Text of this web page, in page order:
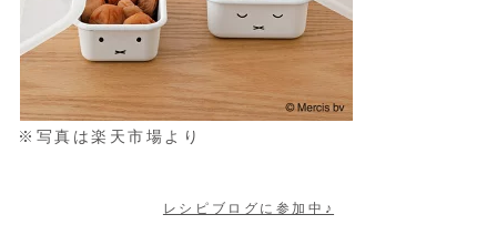
※写真は楽天市場より
レシピブログに参加中♪